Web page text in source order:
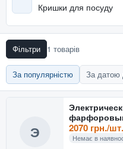
Кришки для посуду
Фільтри 1 товарів
За популярністю За датою
Э
RAF R.7115
2070 грн./шт.
Немає в